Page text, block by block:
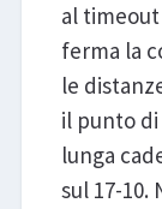
al timeout
ferma la
le
il punto di
lunga
sul 17-10.